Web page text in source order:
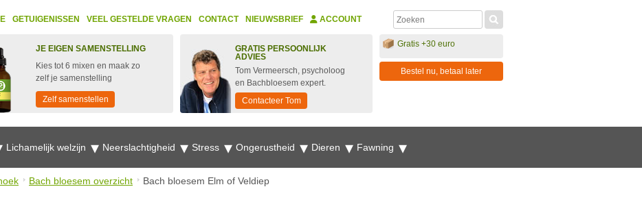
GETUIGENISSEN VEEL GESTELDE VRAGEN CONTACT NIEUWSBRIEF ACCOUNT
JE EIGEN SAMENSTELLING
Kies tot 6 mixen en maak zo
zelf je samenstelling
Zelf samenstellen
GRATIS PERSOONLIJK
ADVIES
Tom Vermeersch, psycholoog
en Bachbloesem expert.
Contacteer Tom
Gratis +30 euro
Bestel nu, betaal later
Lichamelijk welzijn Neerslachtigheid Stress Ongerustheid Dieren Fawning
Bach bloesem overzicht Bach bloesem Elm of Veldiep